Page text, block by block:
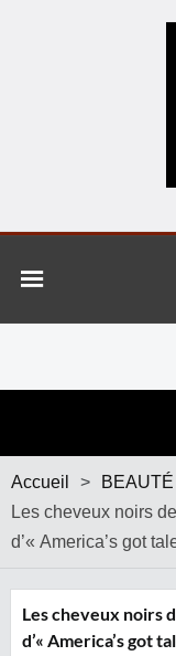
Accueil > BEAUTÉ
Les cheveux noirs
d’« America’s got
Les cheveux noirs
d’« America’s got